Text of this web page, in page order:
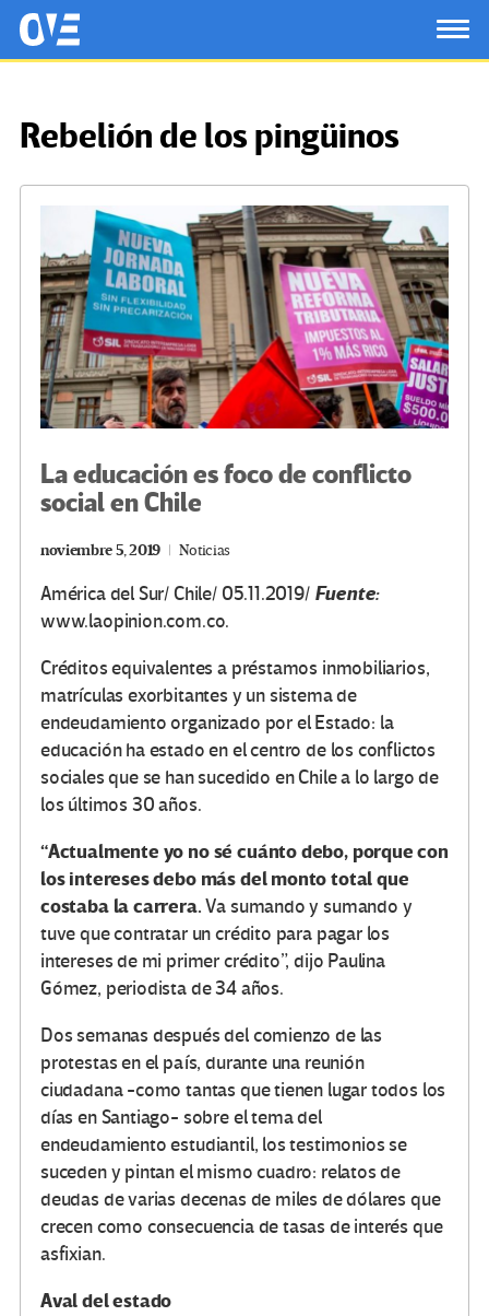
Saltar al contenido principal
OtrasVocesenEducacion.org
Rebelión de los pingüinos
La educación es foco de conflicto
social en Chile
noviembre 5, 2019 Noticias
América del Sur/ Chile/ 05.11.2019/ Fuente:
www.laopinion.com.co.
Créditos equivalentes a préstamos inmobiliarios,
matrículas exorbitantes y un sistema de
endeudamiento organizado por el Estado: la
educación ha estado en el centro de los conflictos
sociales que se han sucedido en Chile a lo largo de
los últimos 30 años.
“Actualmente yo no sé cuánto debo, porque con
los intereses debo más del monto total que
costaba la carrera.Va sumando y sumando y
tuve que contratar un crédito para pagar los
intereses de mi primer crédito”, dijo Paulina
Gómez, periodista de 34 años.
Dos semanas después del comienzo de las
protestas en el país, durante una reunión
ciudadana -como tantas que tienen lugar todos los
días en Santiago- sobre el tema del
endeudamiento estudiantil, los testimonios se
suceden y pintan el mismo cuadro: relatos de
deudas de varias decenas de miles de dólares que
crecen como consecuencia de tasas de interés que
asfixian.
Aval del estado